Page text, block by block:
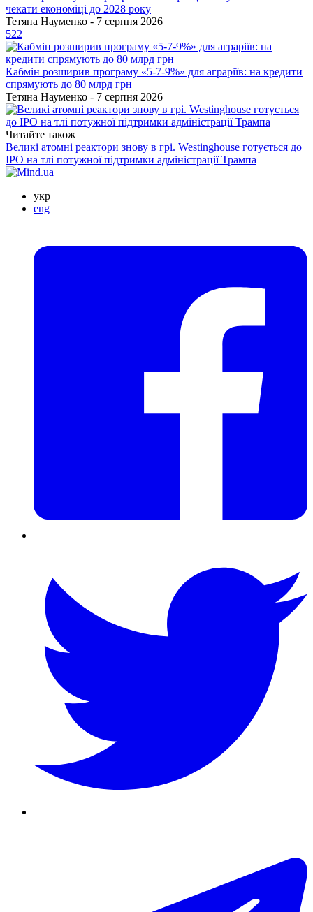
чекати економіці до 2028 року
Тетяна Науменко - 7 серпня 2026
522
Кабмін розширив програму «5-7-9%» для аграріїв: на кредити
спрямують до 80 млрд грн
Тетяна Науменко - 7 серпня 2026
Читайте також
Великі атомні реактори знову в грі. Westinghouse готується до
IPO на тлі потужної підтримки адміністрації Трампа
укр
eng